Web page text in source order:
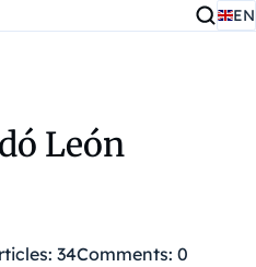
EN
León
34Comments: 0